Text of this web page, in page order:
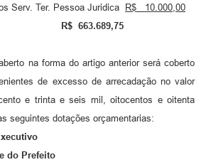
Serv. Ter. Pessoa Juridica R$ 10.000,00
R$ 663.689,75
na forma do artigo anterior será coberto
de excesso de arrecadação no valor
e trinta e seis mil, oitocentos e oitenta
seguintes dotações orçamentarias:
do Prefeito